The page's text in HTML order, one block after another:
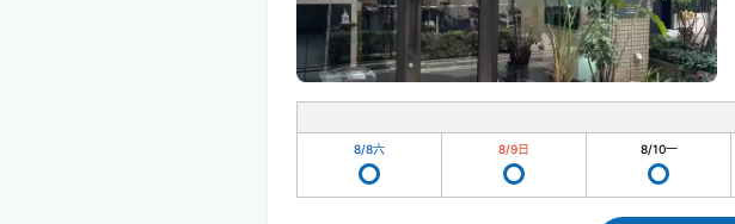
8/8六 8/9日 8/10一